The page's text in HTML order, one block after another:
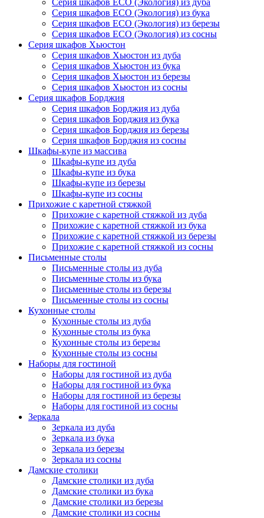
Серия шкафов ECO (Экология) из дуба
Серия шкафов ECO (Экология) из бука
Серия шкафов ECO (Экология) из березы
Серия шкафов ECO (Экология) из сосны
Серия шкафов Хьюстон
Серия шкафов Хьюстон из дуба
Серия шкафов Хьюстон из бука
Серия шкафов Хьюстон из березы
Серия шкафов Хьюстон из сосны
Серия шкафов Борджия
Серия шкафов Борджия из дуба
Серия шкафов Борджия из бука
Серия шкафов Борджия из березы
Серия шкафов Борджия из сосны
Шкафы-купе из массива
Шкафы-купе из дуба
Шкафы-купе из бука
Шкафы-купе из березы
Шкафы-купе из сосны
Прихожие с каретной стяжкой
Прихожие с каретной стяжкой из дуба
Прихожие с каретной стяжкой из бука
Прихожие с каретной стяжкой из березы
Прихожие с каретной стяжкой из сосны
Письменные столы
Письменные столы из дуба
Письменные столы из бука
Письменные столы из березы
Письменные столы из сосны
Кухонные столы
Кухонные столы из дуба
Кухонные столы из бука
Кухонные столы из березы
Кухонные столы из сосны
Наборы для гостиной
Наборы для гостиной из дуба
Наборы для гостиной из бука
Наборы для гостиной из березы
Наборы для гостиной из сосны
Зеркала
Зеркала из дуба
Зеркала из бука
Зеркала из березы
Зеркала из сосны
Дамские столики
Дамские столики из дуба
Дамские столики из бука
Дамские столики из березы
Дамские столики из сосны